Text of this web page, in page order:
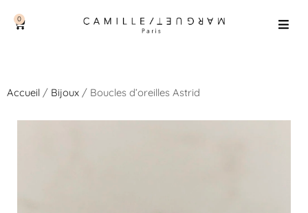
0
Accueil / Bijoux / Boucles d’oreilles Astrid